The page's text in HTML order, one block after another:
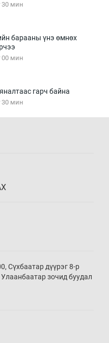
30 мин
барааны үнэ өмнөх
00 мин
гарч байна
30 мин
мин
мин
мин
Сүхбаатар дүүрэг 8-р
зочид буудал